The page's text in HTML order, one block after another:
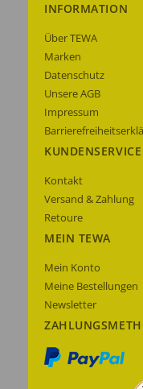
INFORMATION
Über TEWA
Marken
Datenschutz
Unsere AGB
Impressum
KUNDENSERVICE
Kontakt
Versand & Zahlung
Retoure
MEIN TEWA
Mein Konto
Meine Bestellungen
Newsletter